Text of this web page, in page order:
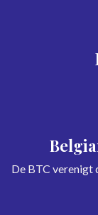
De BTC verenigt